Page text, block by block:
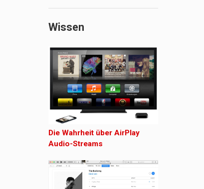
Wissen
Die Wahrheit über AirPlay
Audio-Streams